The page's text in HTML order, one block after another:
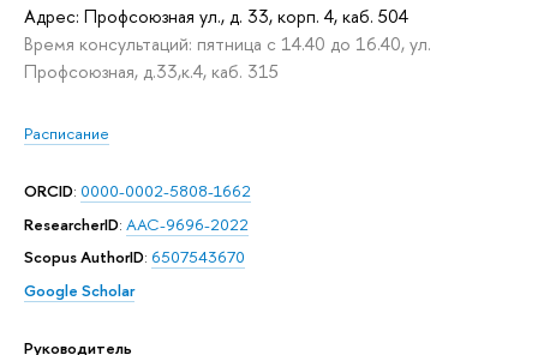
Адрес: Профсоюзная ул., д. 33, корп. 4, каб. 504
Время консультаций: пятница с 14.40 до 16.40, ул.
Профсоюзная, д.33,к.4, каб. 315
Расписание
ORCID: 0000-0002-5808-1662
ResearcherID: AAC-9696-2022
Scopus AuthorID: 6507543670
Google Scholar
Руководитель